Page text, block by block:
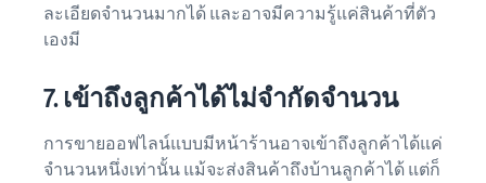
ละเอียดจำนวนมากได้ และอาจมีความรู้แค่สินค้าที่ตัว
เองมี
7. เข้าถึงลูกค้าได้ไม่จำกัดจำนวน
การขายออฟไลน์แบบมีหน้าร้านอาจเข้าถึงลูกค้าได้แค่
จำนวนหนึ่งเท่านั้น แม้จะส่งสินค้าถึงบ้านลูกค้าได้ แต่ก็